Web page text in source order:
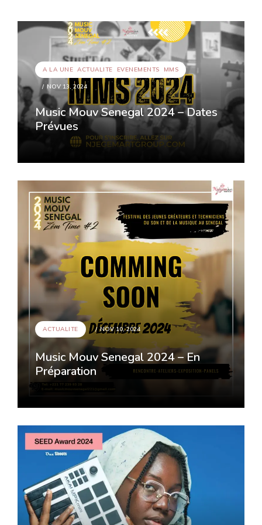
A LA UNE ACTUALITE EVENEMENTS MMS
NOV 13, 2024
Music Mouv Senegal 2024 – Dates
Prévues
A LA UNE ACTUALITE,EVENEMENTS,MMS
NOV 13, 2024
Music Mouv Senegal 2024 –
Dates Prévues
ACTUALITE NOV 10, 2024
Music Mouv Senegal 2024 – En
Préparation